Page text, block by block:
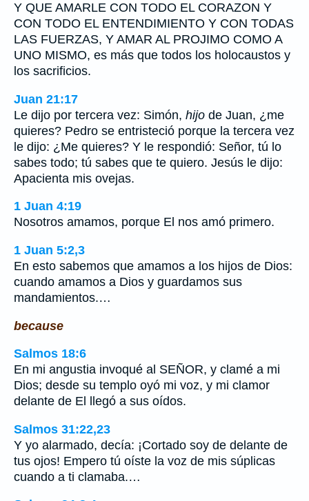
Y QUE AMARLE CON TODO EL CORAZON Y
CON TODO EL ENTENDIMIENTO Y CON TODAS
LAS FUERZAS, Y AMAR AL PROJIMO COMO A
UNO MISMO, es más que todos los holocaustos y
los sacrificios.
Juan 21:17
Le dijo por tercera vez: Simón, hijo de Juan, ¿me
quieres? Pedro se entristeció porque la tercera vez
le dijo: ¿Me quieres? Y le respondió: Señor, tú lo
sabes todo; tú sabes que te quiero. Jesús le dijo:
Apacienta mis ovejas.
1 Juan 4:19
Nosotros amamos, porque El nos amó primero.
1 Juan 5:2,3
En esto sabemos que amamos a los hijos de Dios:
cuando amamos a Dios y guardamos sus
mandamientos.…
because
Salmos 18:6
En mi angustia invoqué al SEÑOR, y clamé a mi
Dios; desde su templo oyó mi voz, y mi clamor
delante de El llegó a sus oídos.
Salmos 31:22,23
Y yo alarmado, decía: ¡Cortado soy de delante de
tus ojos! Empero tú oíste la voz de mis súplicas
cuando a ti clamaba.…